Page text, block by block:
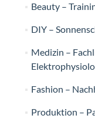
Beauty –
DIY –
Medizin –
Fashion –
Produktion –